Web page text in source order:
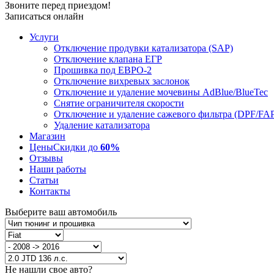
Звоните перед приездом!
Записаться онлайн
Услуги
Отключение продувки катализатора (SAP)
Отключение клапана ЕГР
Прошивка под ЕВРО-2
Отключение вихревых заслонок
Отключение и удаление мочевины AdBlue/BlueTec
Снятие ограничителя скорости
Отключение и удаление сажевого фильтра (DPF/
Удаление катализатора
Магазин
ЦеныСкидки до 60%
Отзывы
Наши работы
Статьи
Контакты
Выберите ваш автомобиль
Не нашли свое авто?